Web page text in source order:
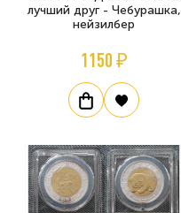
лучший друг - Чебурашка,
нейзилбер
1150 ₽